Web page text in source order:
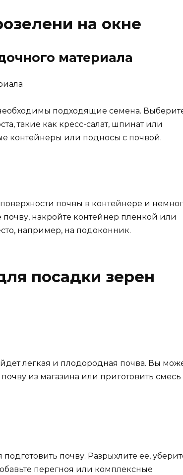
на окне
материала
подходящие семена.
такие как кресс-салат, шпинат или
контейнеры или подносы с почвой.
почвы в контейнере и
накройте контейнер пленкой или
например, на подоконник.
посадки зерен
легкая и плодородная почва. Вы
из магазина или приготовить смесь
почву. Разрыхлите ее,
перегноя или комплексные